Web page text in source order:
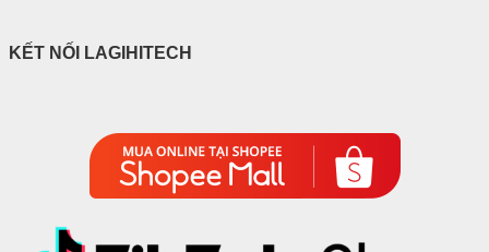
KẾT NỐI LAGIHITECH